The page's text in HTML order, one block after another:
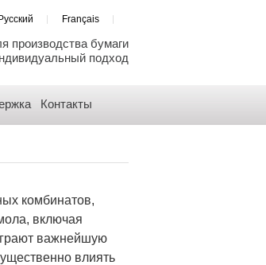
Français
производства бумаги
подход
Контакты
комбинатов,
включая
важнейшую
влиять